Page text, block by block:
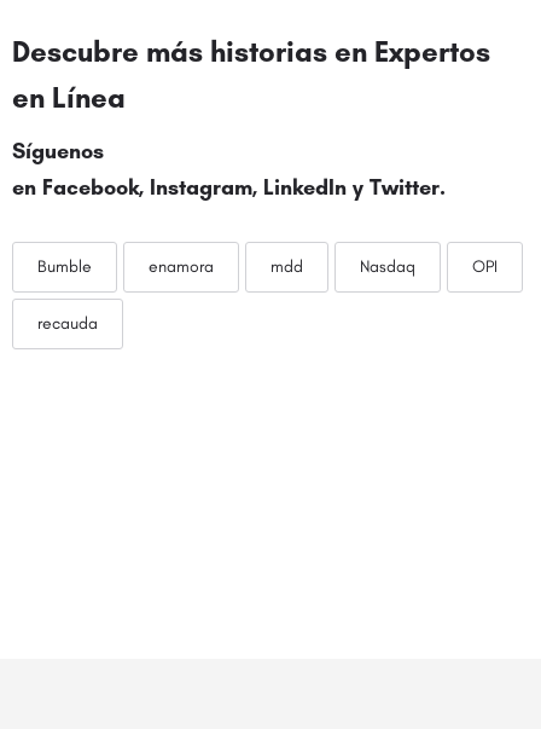
Descubre más historias en Expertos
en Línea
Síguenos
en Facebook, Instagram, LinkedIn y Twitter.
Bumble enamora mdd Nasdaq OPI
recauda